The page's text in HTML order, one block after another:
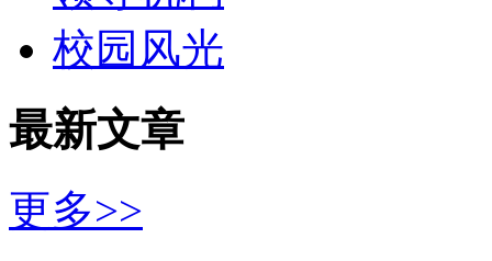
校园风光
最新文章
更多>>